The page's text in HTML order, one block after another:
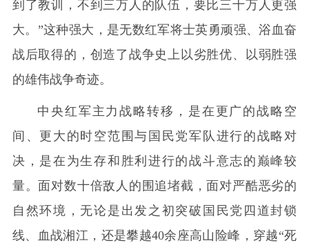
到了教训，不到三万人的队伍，要比三十万人更强
大。”这种强大，是无数红军将士英勇顽强、浴血奋
战后取得的，创造了战争史上以劣胜优、以弱胜强
的雄伟战争奇迹。
中央红军主力战略转移，是在更广的战略空
间、更大的时空范围与国民党军队进行的战略对
决，是在为生存和胜利进行的战斗意志的巅峰较
量。面对数十倍敌人的围追堵截，面对严酷恶劣的
自然环境，无论是出发之初突破国民党四道封锁
线、血战湘江，还是攀越40余座高山险峰，穿越“死